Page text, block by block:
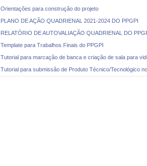
Orientações para construção do projeto
PLANO DE AÇÃO QUADRIENAL 2021-2024 DO PPGPI
RELATÓRIO DE AUTOVALIAÇÃO QUADRIENAL DO
Template para Trabalhos Finais do PPGPI
Tutorial para marcação de banca e criação de sala para
Tutorial para submissão de Produto Técnico/Tecnológico